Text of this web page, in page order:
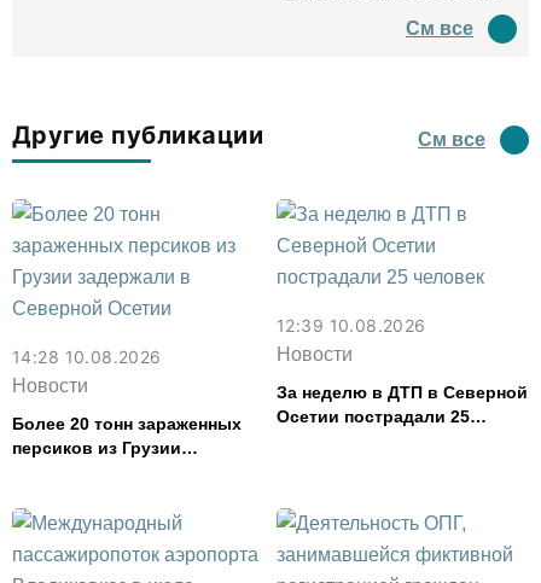
водил туда туристов
См все
Другие публикации См все
14:28 10.08.2026
Новости
Более 20 тонн зараженных
персиков из Грузии
12:39 10.08.2026
Новости
За неделю в ДТП в Северной
Осетии пострадали 25